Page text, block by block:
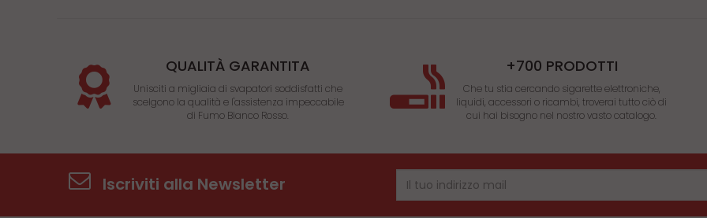
QUALITÀ GARANTITA
Unisciti a migliaia di svapatori soddisfatti che
scelgono la qualità e l'assistenza impeccabile
di Fumo Bianco Rosso.
+700 PRODOTTI
Che tu stia cercando sigarette elettroniche,
liquidi, accessori o ricambi, troverai tutto ciò di
cui hai bisogno nel nostro vasto catalogo.
Iscriviti alla Newsletter